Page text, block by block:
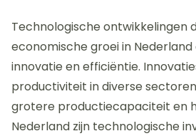
Technologische ontwikkelingen
economische groei in Nederland
innovatie en efficiëntie.
productiviteit in diverse
grotere productiecapaciteit en
Nederland zijn technologische